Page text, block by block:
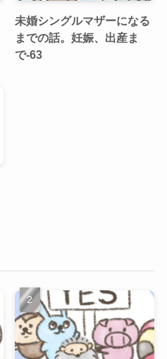
未婚シングルマザーになる
までの話。妊娠、出産ま
で-63